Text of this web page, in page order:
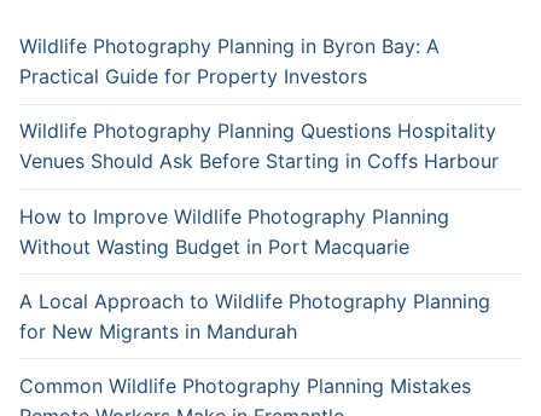
Wildlife Photography Planning in Byron Bay: A
Practical Guide for Property Investors
Wildlife Photography Planning Questions Hospitality
Venues Should Ask Before Starting in Coffs Harbour
How to Improve Wildlife Photography Planning
Without Wasting Budget in Port Macquarie
A Local Approach to Wildlife Photography Planning
for New Migrants in Mandurah
Common Wildlife Photography Planning Mistakes